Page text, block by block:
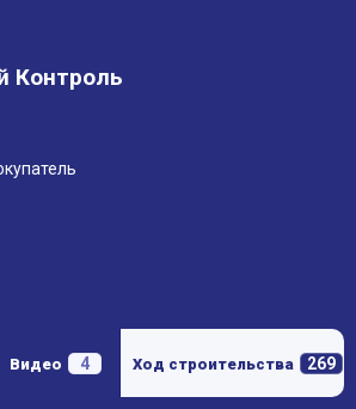
Видео 4 Ход строительства 269
Контроль